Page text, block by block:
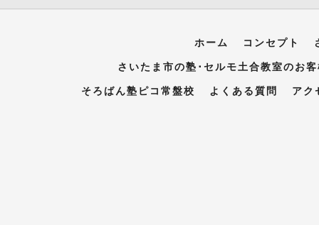
ホーム コンセプト
さいたま市の塾･セルモ土合教室のお
そろばん塾ピコ常盤校
よくある質問 アク